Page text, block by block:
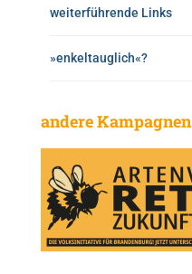
weiterführende Links
»enkeltauglich«?
andere Kampagnen